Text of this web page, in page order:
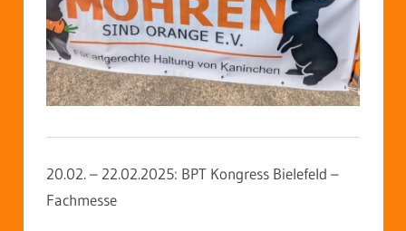
20.02. – 22.02.2025: BPT Kongress Bielefeld –
Fachmesse